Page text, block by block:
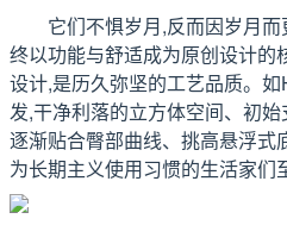
它们不惧岁月,反而因岁月
终以功能与舒适成为原创设计的
设计,是历久弥坚的工艺品质。
发,干净利落的立方体空间、初
逐渐贴合臀部曲线、挑高悬浮式
为长期主义使用习惯的生活家们